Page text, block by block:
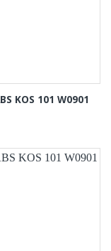
KOS 101 W0901